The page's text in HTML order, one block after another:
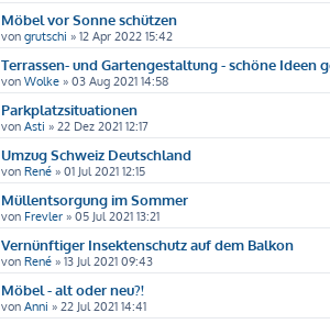
Möbel vor Sonne schützen
von grutschi » 12 Apr 2022 15:42
Terrassen- und Gartengestaltung - schöne Ideen
von Wolke » 03 Aug 2021 14:58
Parkplatzsituationen
von Asti » 22 Dez 2021 12:17
Umzug Schweiz Deutschland
von René » 01 Jul 2021 12:15
Müllentsorgung im Sommer
von Frevler » 05 Jul 2021 13:21
Vernünftiger Insektenschutz auf dem Balkon
von René » 13 Jul 2021 09:43
Möbel - alt oder neu?!
von Anni » 22 Jul 2021 14:41